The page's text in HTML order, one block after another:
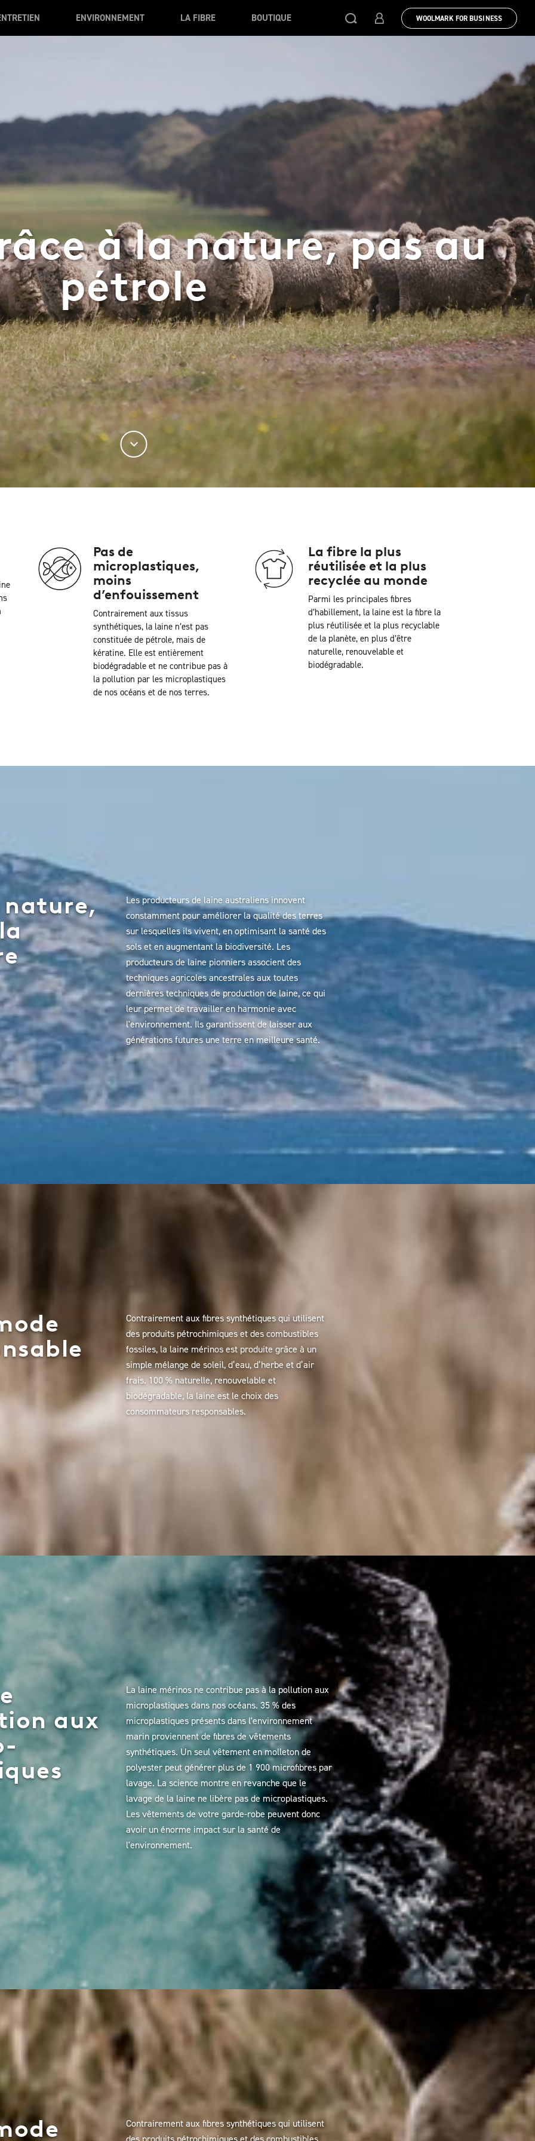
ENVIRONNEMENT LA FIBRE BOUTIQUE WOOLMARK FOR BUSINESS
à la nature, pas au
pétrole
Pas de
microplastiques,
moins
d’enfouissement
Contrairement aux tissus
synthétiques, la laine n’est pas
constituée de pétrole, mais de
kératine. Elle est entièrement
biodégradable et ne contribue pas à
la pollution par les microplastiques
de nos océans et de nos terres.
La fibre la plus
réutilisée et la plus
recyclée au monde
Parmi les principales fibres
d’habillement, la laine est la fibre la
plus réutilisée et la plus recyclable
de la planète, en plus d’être
naturelle, renouvelable et
biodégradable.
nature,
Les producteurs de laine australiens innovent
constamment pour améliorer la qualité des terres
sur lesquelles ils vivent, en optimisant la santé des
sols et en augmentant la biodiversité. Les
producteurs de laine pionniers associent des
techniques agricoles ancestrales aux toutes
dernières techniques de production de laine, ce qui
leur permet de travailler en harmonie avec
l'environnement. Ils garantissent de laisser aux
générations futures une terre en meilleure santé.
Contrairement aux fibres synthétiques qui utilisent
des produits pétrochimiques et des combustibles
fossiles, la laine mérinos est produite grâce à un
simple mélange de soleil, d’eau, d’herbe et d’air
frais. 100 % naturelle, renouvelable et
biodégradable, la laine est le choix des
consommateurs responsables.
aux
La laine mérinos ne contribue pas à la pollution aux
microplastiques dans nos océans. 35 % des
microplastiques présents dans l'environnement
marin proviennent de fibres de vêtements
synthétiques. Un seul vêtement en molleton de
polyester peut générer plus de 1 900 microfibres par
lavage. La science montre en revanche que le
lavage de la laine ne libère pas de microplastiques.
Les vêtements de votre garde-robe peuvent donc
avoir un énorme impact sur la santé de
l'environnement.
Contrairement aux fibres synthétiques qui utilisent